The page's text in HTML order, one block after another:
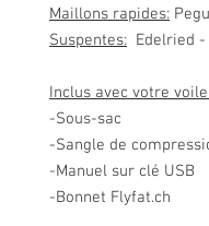
Maillons rapides:
Suspentes: Edelried
Inclus avec votre
-Sous-sac
-Sangle de
-Manuel sur clé USB
-Bonnet Flyfat.ch